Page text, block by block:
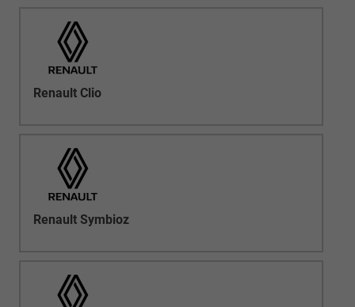
Renault Clio
Renault Symbioz